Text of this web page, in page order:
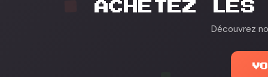
ACHETEZ LES
Découvrez